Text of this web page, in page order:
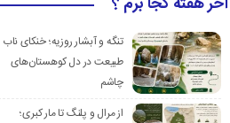
تنگه و آبشار روزیه؛ خنکای ناب
طبیعت در دل کوهستان‌های
چاشم
از مرال و پلنگ تا مار کبری؛